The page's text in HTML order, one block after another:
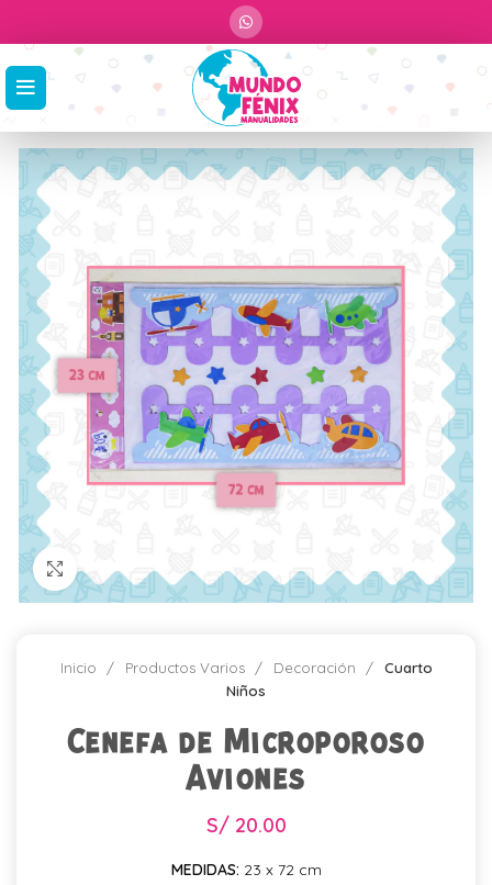
Click para agrandar
Inicio Productos Varios Decoración
Cuarto
Niños
Cenefa de Microporoso
Aviones
S/20.00
MEDIDAS: 23 x 72 cm